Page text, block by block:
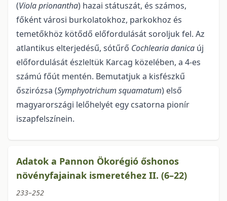
(Viola prionantha) hazai státuszát, és számos,
főként városi burkolatokhoz, par­kokhoz és
temetőkhöz kötődő előfordulását soroljuk fel. Az
atlantikus elterjedésű, sótűrő Cochlearia danica új
előfordulását észleltük Karcag közelében, a 4-es
számú főút mentén. Bemu­tatjuk a kisfészkű
őszirózsa (Symp­hyotrichum squamatum) első
magyarországi lelőhelyét egy csatorna pionír
iszapfelszínein.
Adatok a Pannon Ökorégió őshonos
növényfajainak ismeretéhez II. (6–22)
233–252